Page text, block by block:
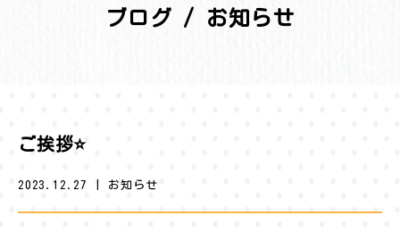
ブログ / お知らせ
ご挨拶⭐️
2023.12.27 お知らせ